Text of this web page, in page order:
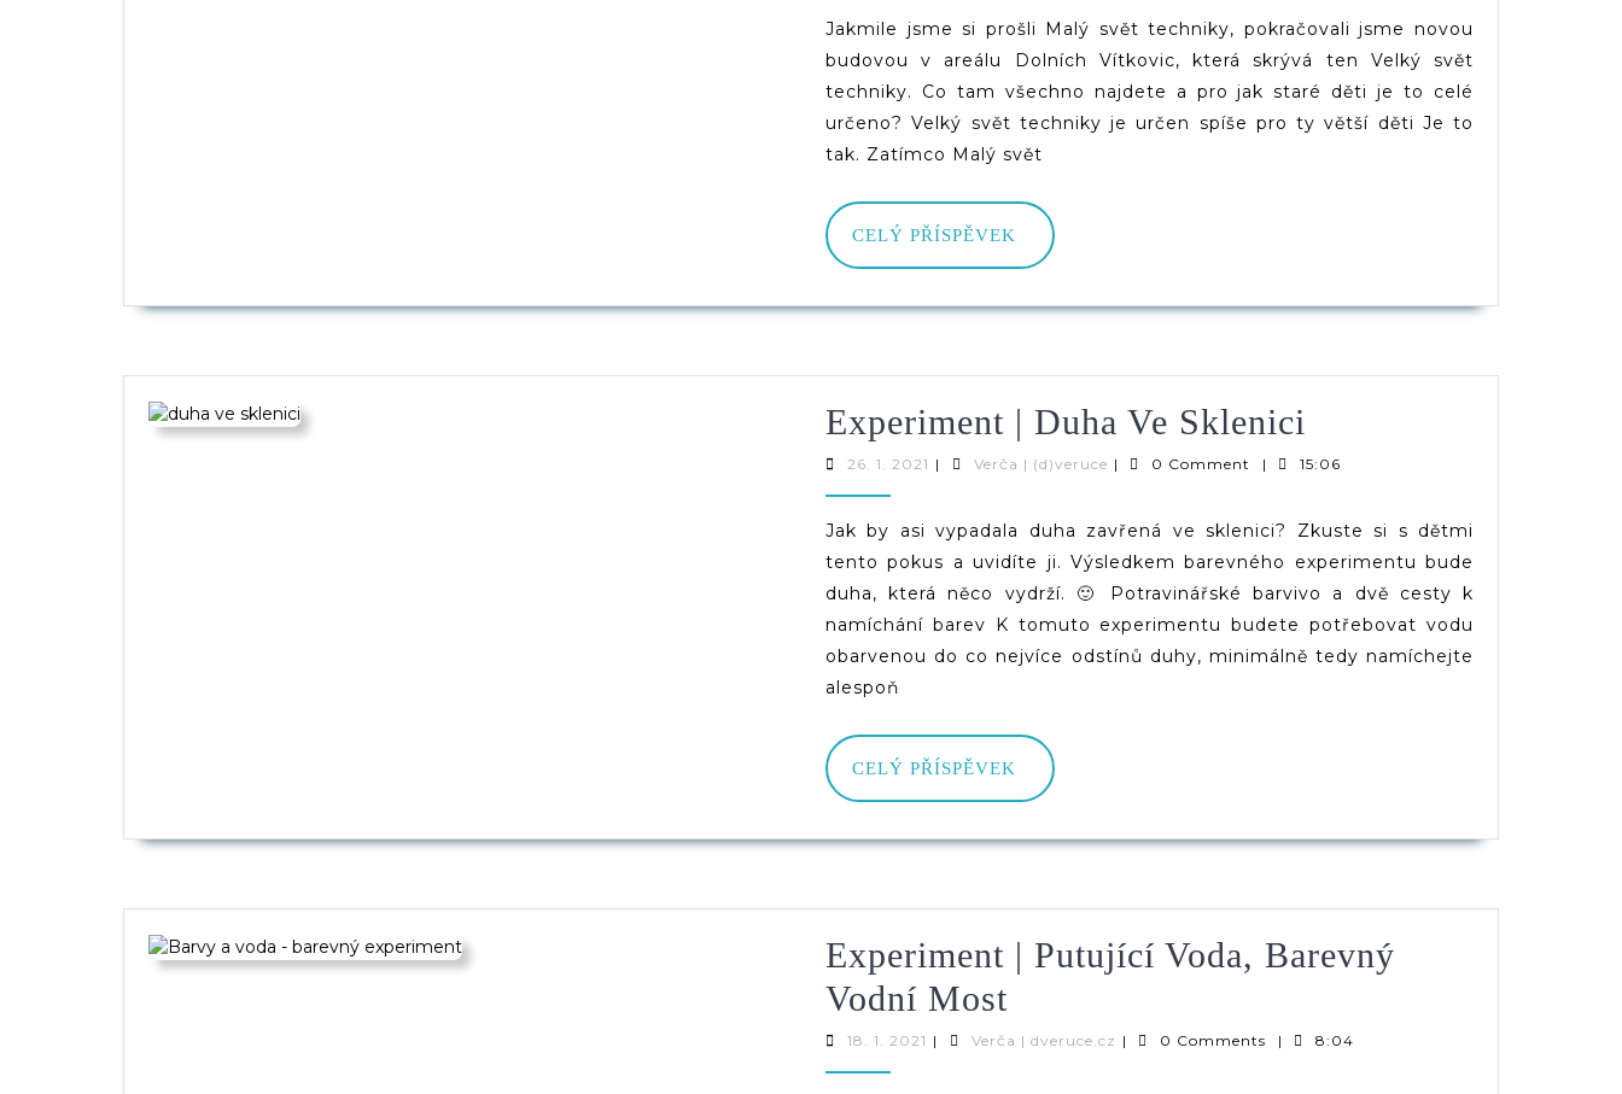
(Ostrava
–
Dolní
Jakmile jsme si prošli Malý svět techniky, pokračovali jsme novou
budovou v areálu Dolních Vítkovic, která skrývá ten Velký svět
techniky. Co tam všechno najdete a pro jak staré děti je to celé
určeno? Velký svět techniky je určen spíše pro ty větší děti Je to
tak. Zatímco Malý svět
CELÝ PŘÍSPĚVEK
CELÝ
PŘÍSPĚVEK
Experiment | Duha Ve Sklenici
|
Ve
Sklenici
26. 1. 2021 26.
| Verča | (d)veruceVerča
| 0 Comment | 15:06
Jak by asi vypadala duha zavřená ve sklenici? Zkuste si s dětmi
tento pokus a uvidíte ji. Výsledkem barevného experimentu bude
duha, která něco vydrží. 🙂 Potravinářské barvivo a dvě cesty k
namíchání barev K tomuto experimentu budete potřebovat vodu
obarvenou do co nejvíce odstínů duhy, minimálně tedy namíchejte
alespoň
CELÝ PŘÍSPĚVEK
CELÝ
PŘÍSPĚVEK
Experiment | Putující Voda, Barevný
Vodní Most
|
18. 1. 2021 18.
| Verča | dveruce.cz Verča
| 0 Comments | 8:04